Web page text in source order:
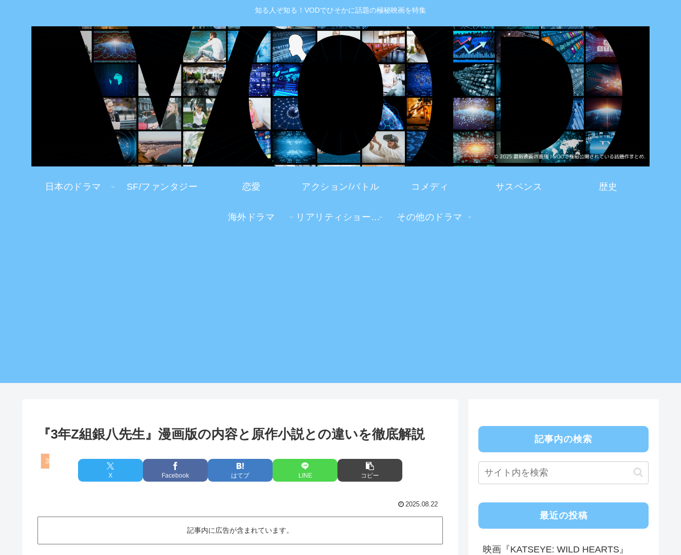
知る人ぞ知る！VODでひそかに話題の極秘映画を特集
日本のドラマ SF/ファンタジー 恋愛 アクション/バトル コメディ サスペンス 歴史
海外ドラマ リアリティショー・TV番組 その他のドラマ
『3年Z組銀八先生』漫画版の内容と原作小説との違いを徹底解説
3年Z組銀八先生
X Facebook はてブ LINE コピー
2025.08.22
記事内に広告が含まれています。
記事内の検索
最近の投稿
映画『KATSEYE: WILD HEARTS』